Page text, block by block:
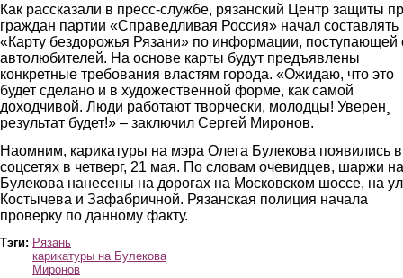
Как рассказали в пресс-службе, рязанский Центр защиты
граждан партии «Справедливая Россия» начал составлять
«Карту бездорожья Рязани» по информации, поступающей
автолюбителей. На основе карты будут предъявлены
конкретные требования властям города. «Ожидаю, что это
будет сделано и в художественной форме, как самой
доходчивой. Люди работают творчески, молодцы! Уверен¸
результат будет!» – заключил Сергей Миронов.
Наомним, карикатуры на мэра Олега Булекова появились в
соцсетях в четверг, 21 мая. По словам очевидцев, шаржи на
Булекова нанесены на дорогах на Московском шоссе, на
Костычева и Зафабричной. Рязанская полиция начала
проверку по данному факту.
Тэги: Рязань
карикатуры на Булекова
Миронов